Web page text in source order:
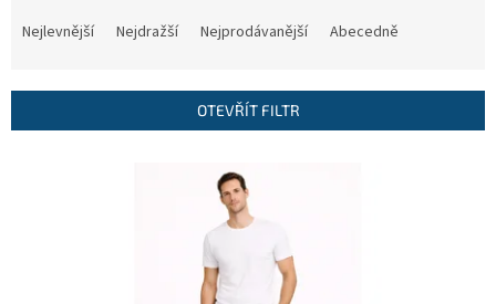
í
Nejlevnější Nejdražší Nejprodávanější Abecedně
OTEVŘÍT FILTR